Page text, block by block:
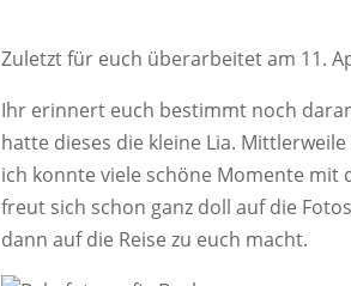
Zuletzt für euch überarbeitet am 11.
Ihr erinnert euch bestimmt noch
hatte dieses die kleine Lia.
ich konnte viele schöne Momente mit
freut sich schon ganz doll auf die
dann auf die Reise zu euch macht.